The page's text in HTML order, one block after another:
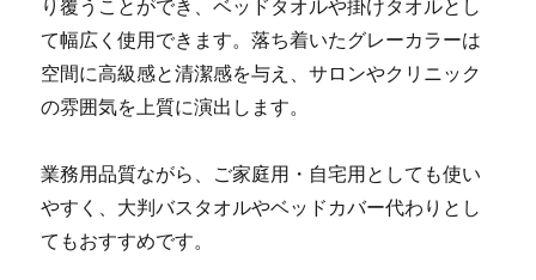
り覆うことができ、ベッドタオルや掛けタオルとし
て幅広く使用できます。落ち着いたグレーカラーは
空間に高級感と清潔感を与え、サロンやクリニック
の雰囲気を上質に演出します。
業務用品質ながら、ご家庭用・自宅用としても使い
やすく、大判バスタオルやベッドカバー代わりとし
てもおすすめです。